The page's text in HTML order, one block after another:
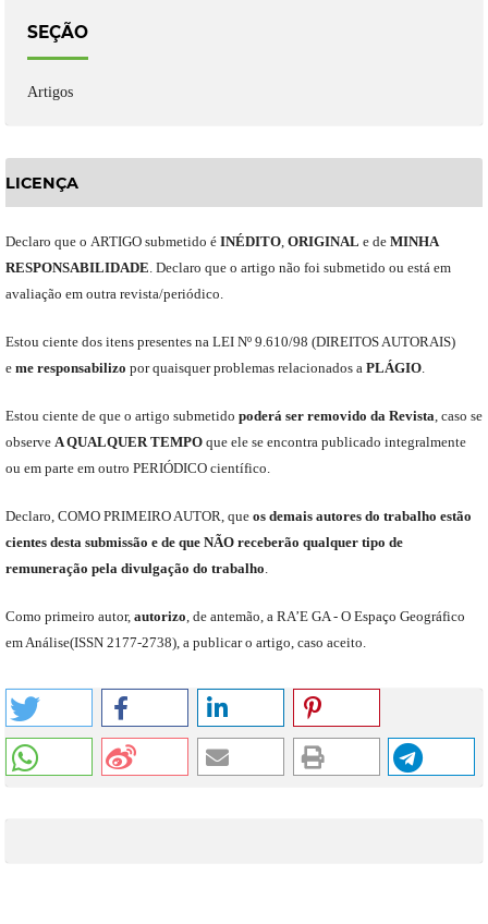
SEÇÃO
Artigos
LICENÇA
Declaro que o ARTIGO submetido é INÉDITO, ORIGINAL ede MINHA
RESPONSABILIDADE Declaro que o artigo não foi submetido ou está em
avaliação em outra revista/periódico.
Estou ciente dos itens presentes na LEI Nº 9.610/98 (DIREITOS AUTORAIS)
e meresponsabilizo por quaisquer problemas relacionados a PLÁGIO.
Estou ciente de que o artigo submetido poderá ser removido da Revista caso se
observe A QUALQUER TEMPOque elese encontra publicado integralmente
ou em parte em outro PERIÓDICOcientífico.
Declaro COMO PRIMEIRO AUTOR que os demais autores do trabalho estão
cientes desta submissão e de que NÃOreceberão qualquer tipo de
remuneração pela divulgação do trabalho
Como primeiro autor, autorizo de antemão, a RA’E GA - O Espaço Geográfico
em Análise(ISSN 2177-2738), a publicar o artigo, caso aceito.